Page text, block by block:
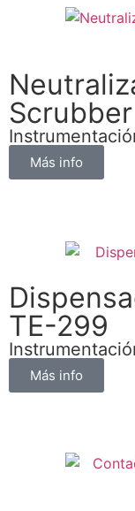
Más info
TE-299
Más info